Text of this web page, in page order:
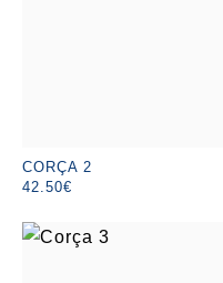
CORÇA 2
42.50€